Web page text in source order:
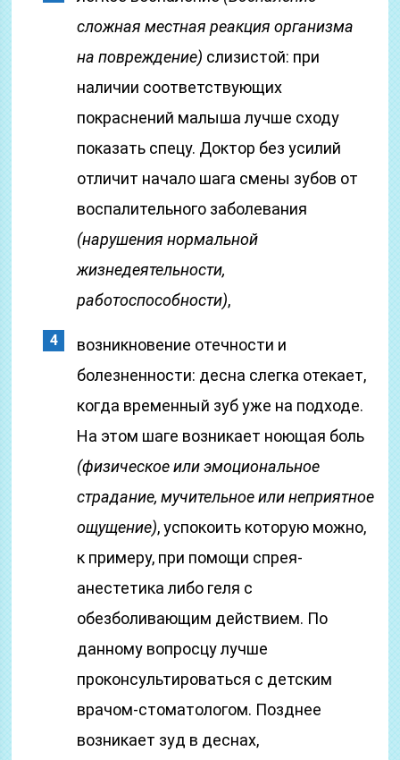
сложная местная реакция организма
на повреждение) слизистой: при
наличии соответствующих
покраснений малыша лучше сходу
показать спецу. Доктор без усилий
отличит начало шага смены зубов от
воспалительного заболевания
(нарушения нормальной
жизнедеятельности,
работоспособности),
возникновение отечности и
болезненности: десна слегка отекает,
когда временный зуб уже на подходе.
На этом шаге возникает ноющая боль
(физическое или эмоциональное
страдание, мучительное или неприятное
ощущение), успокоить которую можно,
к примеру, при помощи спрея-
анестетика либо геля с
обезболивающим действием. По
данному вопросцу лучше
проконсультироваться с детским
врачом-стоматологом. Позднее
возникает зуд в деснах,